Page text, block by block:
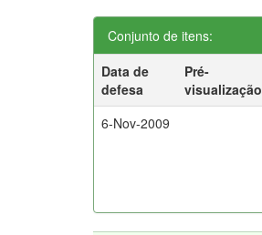
Conjunto de itens:
Data de
defesa
Pré-
visualização
6-Nov-2009